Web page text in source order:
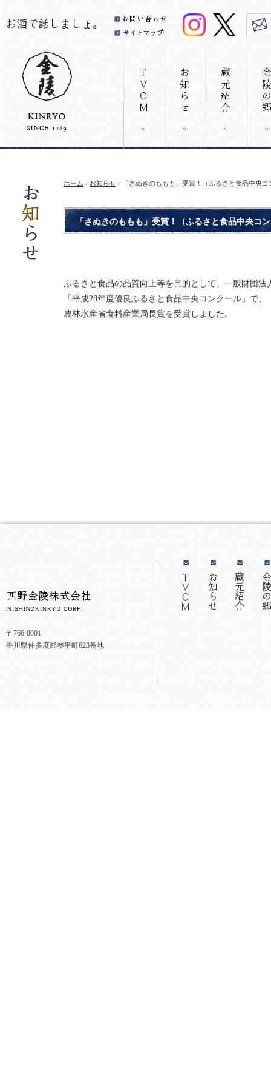
ホーム › お知らせ › 「さぬきのももも」受賞！（ふるさと食品中央コ
「さぬきのももも」受賞！（ふるさと食品中央コ
ふるさと食品の品質向上等を目的として、一般財団法
「平成28年度優良ふるさと食品中央コンクール」で、
農林水産省食料産業局長賞を受賞しました。
〒766-0001
香川県仲多度郡琴平町623番地